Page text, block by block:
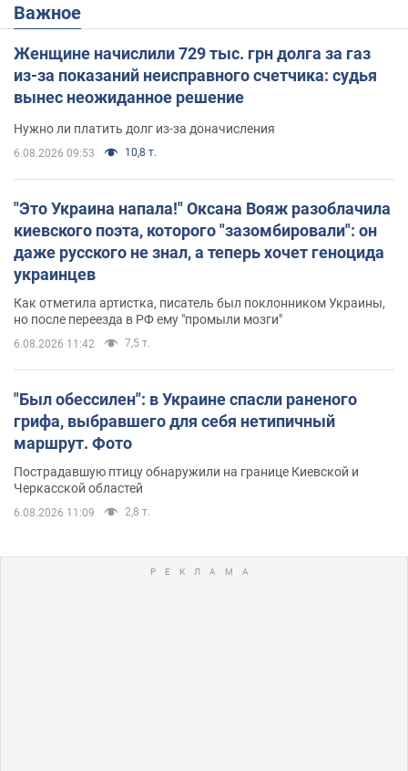
Важное
Женщине начислили 729 тыс. грн долга за газ
из-за показаний неисправного счетчика: судья
вынес неожиданное решение
Нужно ли платить долг из-за доначисления
6.08.2026 09:53 10,8 т.
"Это Украина напала!" Оксана Вояж разоблачила
киевского поэта, которого "зазомбировали": он
даже русского не знал, а теперь хочет геноцида
украинцев
Как отметила артистка, писатель был поклонником Украины,
но после переезда в РФ ему "промыли мозги"
6.08.2026 11:42 7,5 т.
"Был обессилен": в Украине спасли раненого
грифа, выбравшего для себя нетипичный
маршрут. Фото
Пострадавшую птицу обнаружили на границе Киевской и
Черкасской областей
6.08.2026 11:09 2,8 т.